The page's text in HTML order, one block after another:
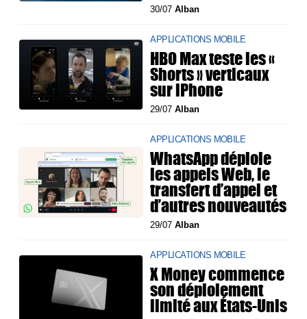
30/07Alban
APPLICATIONS MOBILE
HBO Max teste les «
Shorts » verticaux
sur iPhone
29/07Alban
APPLICATIONS MOBILE
WhatsApp déploie
les appels Web, le
transfert d’appel et
d’autres nouveautés
29/07Alban
APPLICATIONS MOBILE
X Money commence
son déploiement
limité aux États-Unis